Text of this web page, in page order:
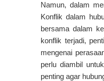
Namun, dalam
Konflik dalam
bersama dalam
konflik terjadi,
mengenai
perlu diambil
penting agar